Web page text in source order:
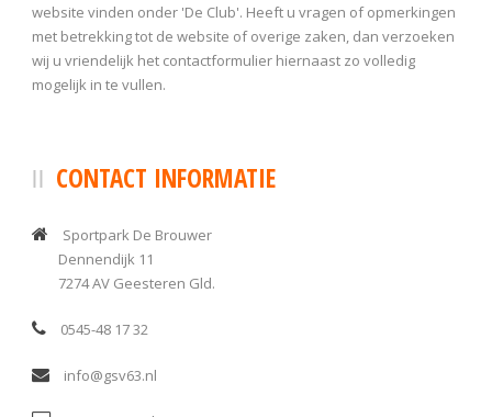
website vinden onder 'De Club'. Heeft u vragen of opmerkingen
met betrekking tot de website of overige zaken, dan verzoeken
wij u vriendelijk het contactformulier hiernaast zo volledig
mogelijk in te vullen.
CONTACT INFORMATIE
Sportpark De Brouwer
Dennendijk 11
7274 AV Geesteren Gld.
0545-48 17 32
info@gsv63.nl